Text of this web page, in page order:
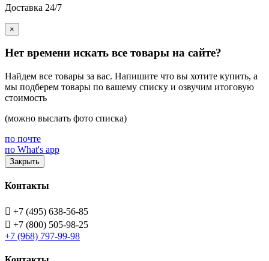
Доставка 24/7
×
Нет времени искать все товары на сайте?
Найдем все товары за вас. Напишите что вы хотите купить, а
мы подберем товары по вашему списку и озвучим итоговую
стоимость
(можно выслать фото списка)
по почте
по What's app
Закрыть
Контакты
 +7 (495) 638-56-85
 +7 (800) 505-98-25
+7 (968) 797-99-98